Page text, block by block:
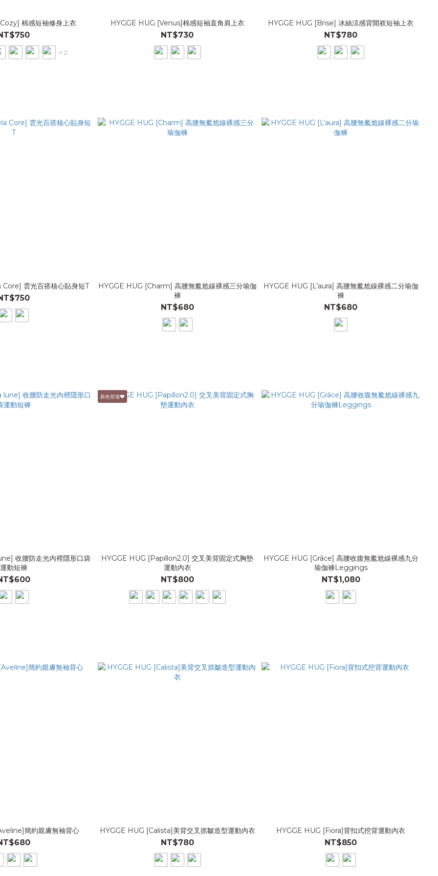
棉感短袖修身上衣
+ 2
HYGGE HUG [Venus]棉感短袖直角肩上衣
NT$730
HYGGE HUG [Brise] 冰絲涼感背開衩短袖上衣
NT$780
雲光百搭核心貼身短T
HYGGE HUG [Charm] 高腰無尷尬線裸感三分瑜伽
褲
NT$680
HYGGE HUG [L’aura] 高腰無尷尬線裸感二分瑜伽
褲
NT$680
收腰防走光內裡隱形口袋
運動短褲
新色登場♥
HYGGE HUG [Papillon2.0] 交叉美背固定式胸墊
運動內衣
NT$800
HYGGE HUG [Grâce] 高腰收腹無尷尬線裸感九分
瑜伽褲Leggings
NT$1,080
簡約親膚無袖背心 HYGGE HUG [Calista]美背交叉抓皺造型運動內衣
NT$780
HYGGE HUG [Fiora]背扣式挖背運動內衣
NT$850